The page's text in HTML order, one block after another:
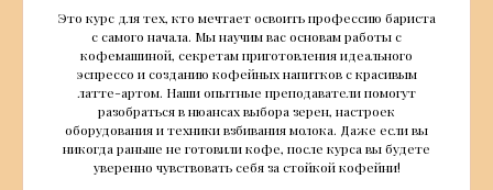
Это курс для тех, кто мечтает освоить профессию бариста
с самого начала. Мы научим вас основам работы с
кофемашиной, секретам приготовления идеального
эспрессо и созданию кофейных напитков с красивым
латте-артом. Наши опытные преподаватели помогут
разобраться в нюансах выбора зерен, настроек
оборудования и техники взбивания молока. Даже если вы
никогда раньше не готовили кофе, после курса вы будете
уверенно чувствовать себя за стойкой кофейни!